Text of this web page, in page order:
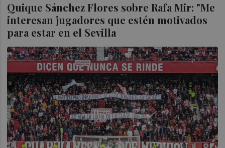
Quique Sánchez Flores sobre Rafa Mir: "Me
interesan jugadores que estén motivados
para estar en el Sevilla